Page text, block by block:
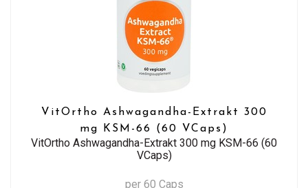
VitOrtho Ashwagandha-Extrakt 300
mg KSM-66 (60 VCaps)
VitOrtho Ashwagandha-Extrakt 300 mg KSM-66 (60
VCaps)
per 60 Caps